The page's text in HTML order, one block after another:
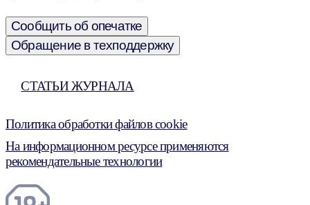
Сообщить об опечатке
Обращение в техподдержку
СТАТЬИ ЖУРНАЛА
Политика обработки файлов cookie
На информационном ресурсе применяются
рекомендательные технологии